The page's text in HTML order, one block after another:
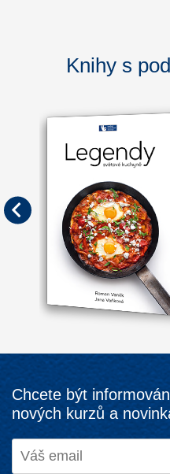
Knihy s
Chcete být
nových kurzů a